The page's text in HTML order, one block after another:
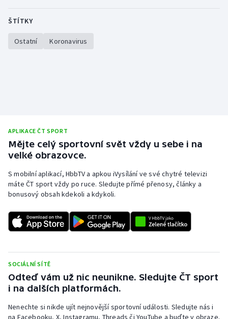
ŠTÍTKY
Ostatní Koronavirus
APLIKACE ČT SPORT
Mějte celý sportovní svět vždy u sebe i na
velké obrazovce.
S mobilní aplikací, HbbTV a apkou iVysílání ve své chytré televizi
máte ČT sport vždy po ruce. Sledujte přímé přenosy, články a
bonusový obsah kdekoli a kdykoli.
SOCIÁLNÍ SÍTĚ
Odteď vám už nic neunikne. Sledujte ČT sport
i na dalších platformách.
Nenechte si nikde ujít nejnovější sportovní události. Sledujte nás i
na Facebooku, X, Instagramu, Threads či YouTube a buďte v obraze.